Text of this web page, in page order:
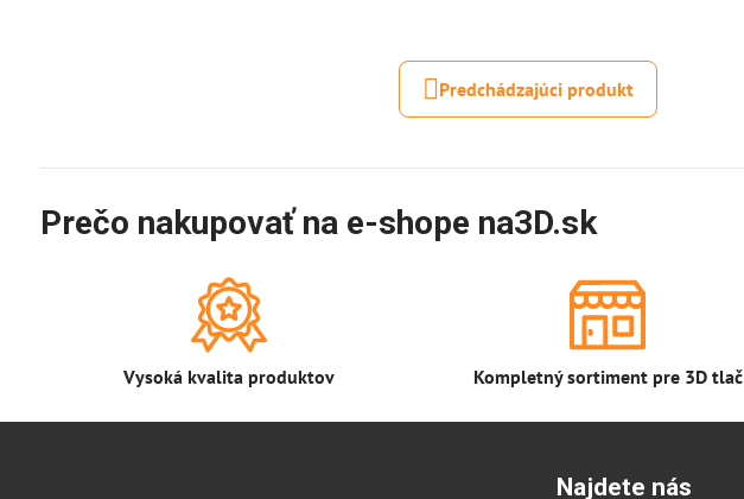
Predchádzajúci produkt
Prečo nakupovať na e-shope na3D.sk
Vysoká kvalita produktov Kompletný sortiment pre 3D tlač
Najdete nás